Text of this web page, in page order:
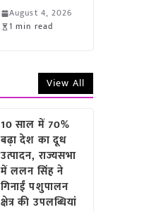
August 4, 2026
1 min read
View All
10 साल में 70%
बढ़ा देश का दूध
उत्पादन, राज्यसभा
में ललन सिंह ने
गिनाईं पशुपालन
क्षेत्र की उपलब्धियां